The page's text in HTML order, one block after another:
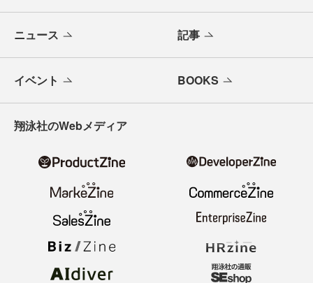
ニュース 記事
イベント BOOKS
翔泳社のWebメディア